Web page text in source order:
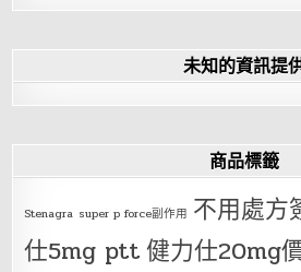
未知的資訊提
商品標籤
Stenagra super p force副作用 不用處方
仕5mg ptt健力仕20mg